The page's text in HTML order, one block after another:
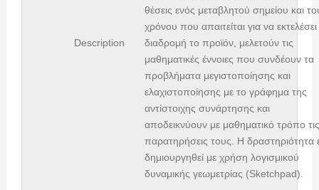
Description
θέσεις ενός μεταβλητού σημείου και
χρόνου που απαιτείται για να
διαδρομή το προϊόν, μελετούν τις
μαθηματικές έννοιες που συνδέουν τα
προβλήματα μεγιστοποίησης και
ελαχιστοποίησης με το γράφημα της
αντίστοιχης συνάρτησης και
αποδεικνύουν με μαθηματικό τρόπο τις
παρατηρήσεις τους. Η δραστηριότητα
δημιουργηθεί με χρήση λογισμικού
δυναμικής γεωμετρίας (Sketchpad).